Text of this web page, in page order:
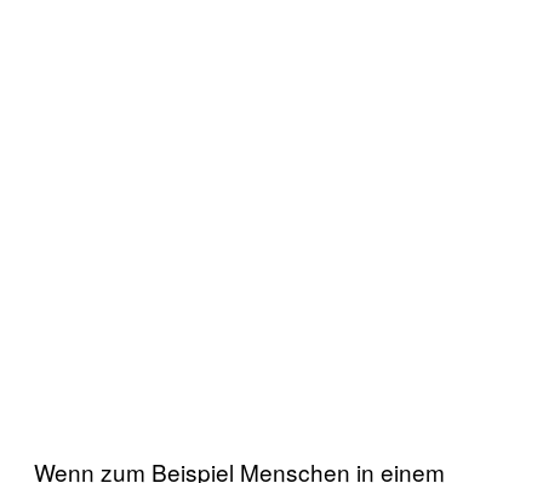
Wenn zum Beispiel Menschen in einem